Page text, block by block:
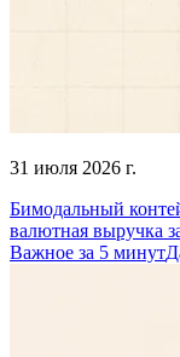
31 июля 2026 г.
Бимодальный
валютная выручка
Важное за 5 минут